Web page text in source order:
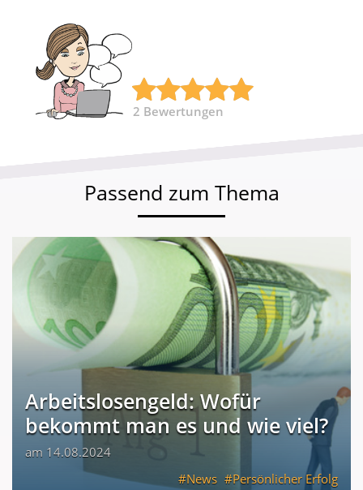
2 Bewertungen
Passend zum Thema
Arbeitslosengeld: Wofür
bekommt man es und wie viel?
am 14.08.2024
News
Persönlicher Erfolg